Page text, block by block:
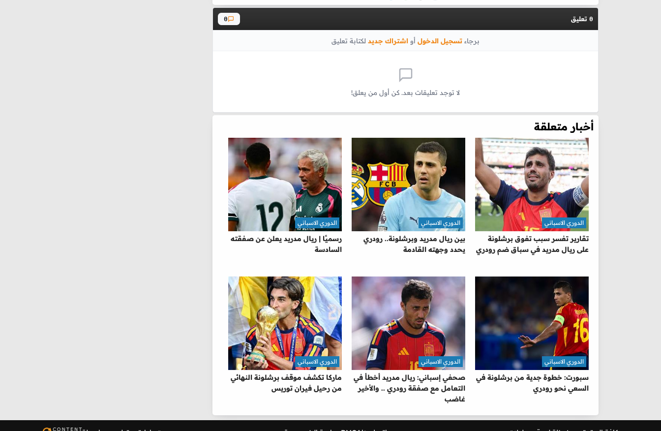
0 تعليق 0
برجاء تسجيل الدخول أو اشتراك جديد لكتابة تعليق
لا توجد تعليقات بعد. كن أول من يعلق!
أخبار متعلقة
تقارير تفسر سبب تفوق برشلونة
على ريال مدريد في سباق ضم رودري
الدوري الاسباني
بين ريال مدريد وبرشلونة.. رودري
يحدد وجهته القادمة
الدوري الاسباني
رسميًا | ريال مدريد يعلن عن صفقته
السادسة
الدوري الاسباني
سبورت: خطوة جدية من برشلونة في
السعي نحو رودري
الدوري الاسباني
صحفي إسباني: ريال مدريد أخطأ في
التعامل مع صفقة رودري .. والأخير
غاضب
الدوري الاسباني
ماركا تكشف موقف برشلونة النهائي
من رحيل فيران توريس
الدوري الاسباني